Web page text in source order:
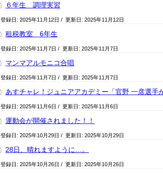
６年生 調理実習
登録日: 2025年11月12日 / 更新日: 2025年11月12日
租税教室 6年生
登録日: 2025年11月7日 / 更新日: 2025年11月7日
マンマアルモニコ合唱
登録日: 2025年11月7日 / 更新日: 2025年11月7日
あすチャレ！ジュニアアカデミー「官野 一彦選手
登録日: 2025年11月6日 / 更新日: 2025年11月6日
運動会が開催されました！！
登録日: 2025年10月29日 / 更新日: 2025年10月29日
28日、晴れますように…。
登録日: 2025年10月26日 / 更新日: 2025年10月26日